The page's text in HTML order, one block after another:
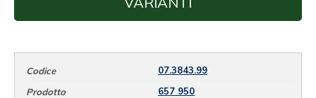
07.3843.99
657 950